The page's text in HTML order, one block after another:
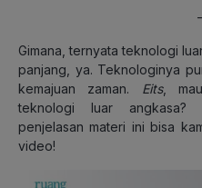
Gimana, ternyata teknologi
panjang, ya. Teknologinya
kemajuan zaman. Eits,
teknologi luar angkasa?
penjelasan materi ini bisa
video!